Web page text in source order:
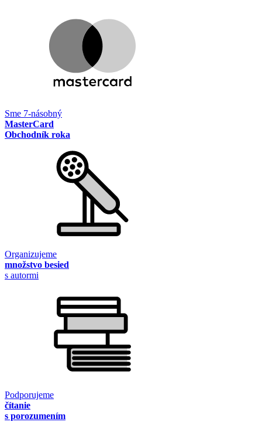
Sme 7-násobný
MasterCard
Obchodník roka
Organizujeme
množstvo besied
s autormi
Podporujeme
čítanie
s porozumením